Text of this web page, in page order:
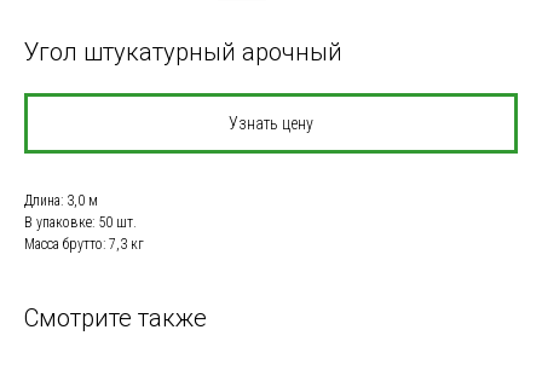
Угол штукатурный арочный
Узнать цену
Длина: 3,0 м
В упаковке: 50 шт.
Масса брутто: 7,3 кг
Смотрите также